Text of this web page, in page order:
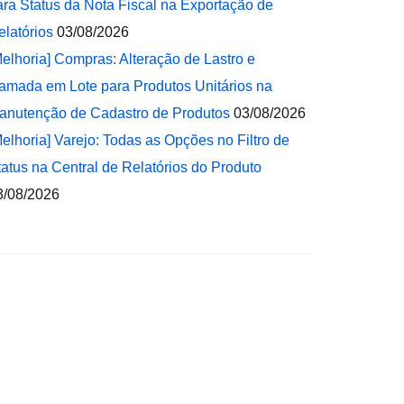
Status da Nota Fiscal na Exportação de
03/08/2026
Compras: Alteração de Lastro e
em Lote para Produtos Unitários na
de Cadastro de Produtos 03/08/2026
Varejo: Todas as Opções no Filtro de
na Central de Relatórios do Produto
08/2026